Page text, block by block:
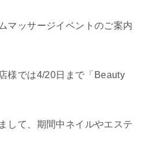
マッサージイベントのご案内
様では4/20日まで「Beauty
して、期間中ネイルやエステ